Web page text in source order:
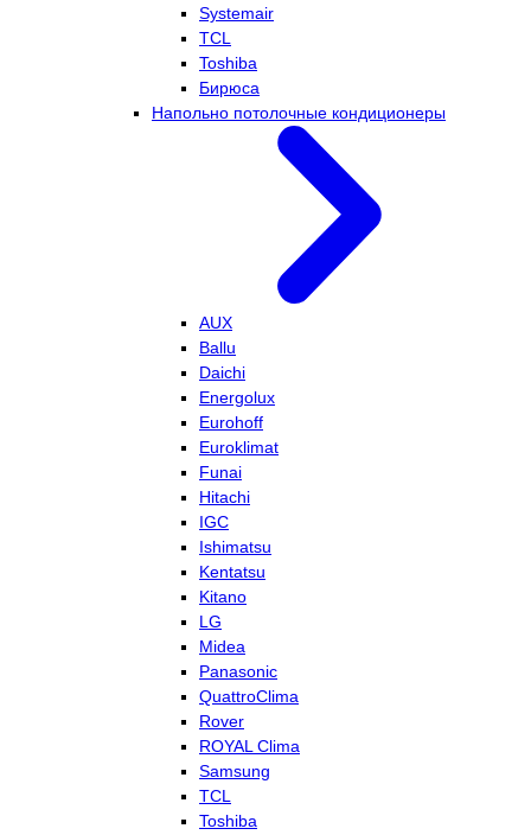
Systemair
TCL
Toshiba
Бирюса
Напольно потолочные кондиционеры
AUX
Ballu
Daichi
Energolux
Eurohoff
Euroklimat
Funai
Hitachi
IGC
Ishimatsu
Kentatsu
Kitano
LG
Midea
Panasonic
QuattroClima
Rover
ROYAL Clima
Samsung
TCL
Toshiba